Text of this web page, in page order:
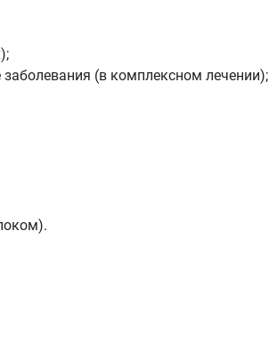
(в комплексном лечении);